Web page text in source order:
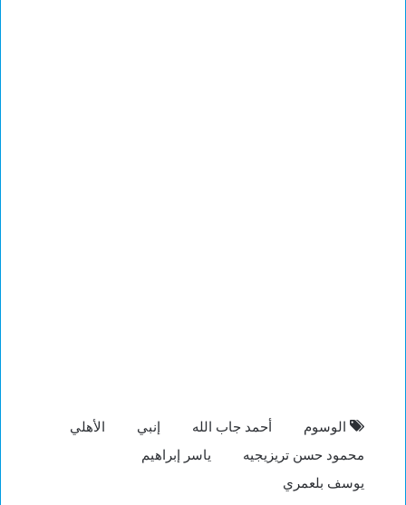
الوسوم أحمد جاب الله إنبي
الأهلي
محمود حسن تريزيجيه
ياسر إبراهيم
يوسف بلعمري